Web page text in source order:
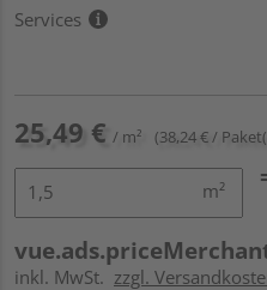
Services
25,49 € / m² (38,24 € /
m²
inkl. MwSt. zzgl.